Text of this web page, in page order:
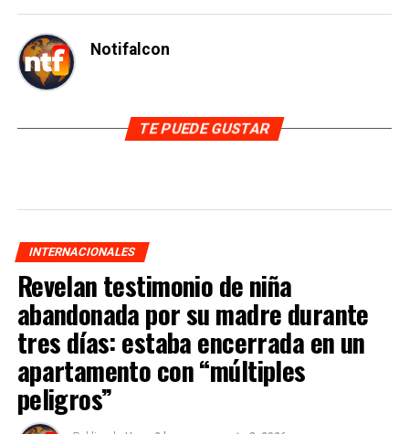
Notifalcon
TE PUEDE GUSTAR
INTERNACIONALES
Revelan testimonio de niña
abandonada por su madre durante
tres días: estaba encerrada en un
apartamento con “múltiples
peligros”